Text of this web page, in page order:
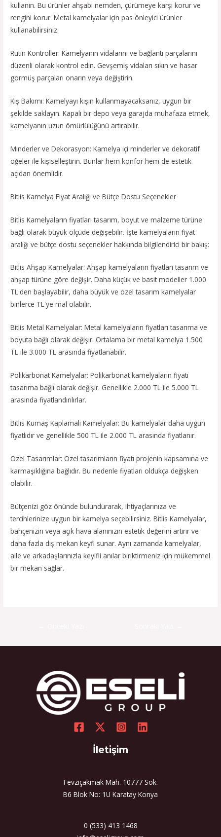
kullanın. Bu ürünler ahşabı nemden, çürümeye karşı korur ve
rengini korur. Metal kamelyalar için pas önleyici ürünler
kullanabilirsiniz.
Rutin Kontroller: Kamelyanın vidalarını ve bağlantı parçalarını
düzenli olarak kontrol edin. Gevşemiş vidaları sıkın ve hasar
görmüş parçaları onarın veya değiştirin.
Kış Bakımı: Kamelyayı kışın kullanmayacaksanız, uygun bir
şekilde saklayın. Kapalı bir depo veya garajda muhafaza etmek,
kamelyanın uzun ömürlülüğünü artırabilir.
Minderler ve Dekorasyon: Kamelya içi minderler ve dekoratif
öğeler ile kişiselleştirin. Bunlar hem konfor hem de estetik
açıdan önemlidir.
Bitlis Kamelya Fiyat Aralığı ve Bütçe Dostu Seçenekler
Bitlis Kamelyaların fiyatları tasarım, boyut ve malzeme türüne
bağlı olarak büyük ölçüde değişebilir. İşte kamelyaların fiyat
aralığı ve bütçe dostu seçenekler hakkında bilgilendirici bir bakış:
Bitlis Ahşap Kamelyalar: Ahşap kamelyaların fiyatları tasarım ve
ahşap türüne göre değişir. Daha küçük ve basit modeller 1.000
TL'den başlayabilir, daha büyük ve özel tasarım kamelyalar
binlerce TL'ye mal olabilir.
Bitlis Metal Kamelyalar: Metal kamelyaların fiyatları tasarıma ve
boyuta bağlı olarak değişir. Ortalama bir metal kamelya 1.500
TL ile 3.000 TL arasında fiyatlanabilir.
Polikarbonat Kamelyalar: Polikarbonat kamelyaların fiyatı
tasarıma bağlı olarak değişir. Genellikle 2.000 TL ile 5.000 TL
arasında fiyatlandırılırlar.
Bitlis Kumaş Kaplamalı Kamelyalar: Bu kamelyalar daha uygun
fiyatlıdır ve genellikle 500 TL ile 2.000 TL arasında fiyatlanır.
Özel Tasarımlar: Özel tasarımların fiyatı projenin kapsamına ve
karmaşıklığına bağlıdır. Bu nedenle fiyatları oldukça değişken
olabilir.
Bütçenizi göz önünde bulundurarak, ihtiyaçlarınıza ve
tercihlerinize uygun bir kamelya seçebilirsiniz. Bitlis Kamelyalar,
bahçenizin veya açık hava alanınızın estetik değerini artırır ve
daha fazla dış mekan keyfi sunar. Aynı zamanda kamelyalar,
aile ve arkadaşlarınızla keyifli anılar biriktirmeniz için mükemmel
bir mekan sağlar.
İletişim
Fevziçakmak Mah. 10777 Sok.
B6 Blok No: 1U Karatay Konya
0 (533) 413 1468